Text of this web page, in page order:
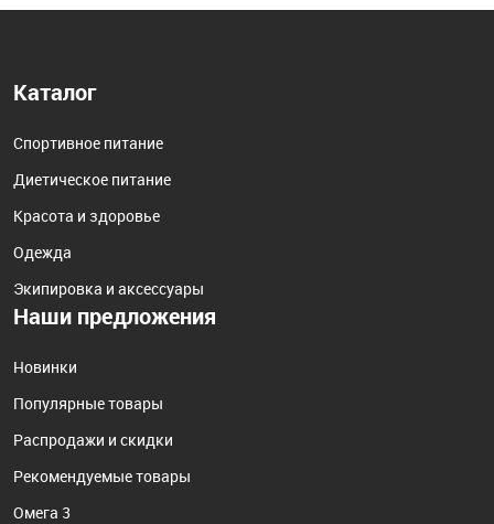
Каталог
Спортивное питание
Диетическое питание
Красота и здоровье
Одежда
Экипировка и аксессуары
Наши предложения
Новинки
Популярные товары
Распродажи и скидки
Рекомендуемые товары
Омега 3